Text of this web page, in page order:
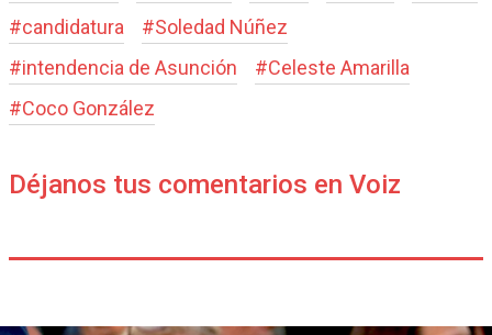
#candidatura #Soledad Núñez
#intendencia de Asunción #Celeste Amarilla
#Coco González
Déjanos tus comentarios en Voiz